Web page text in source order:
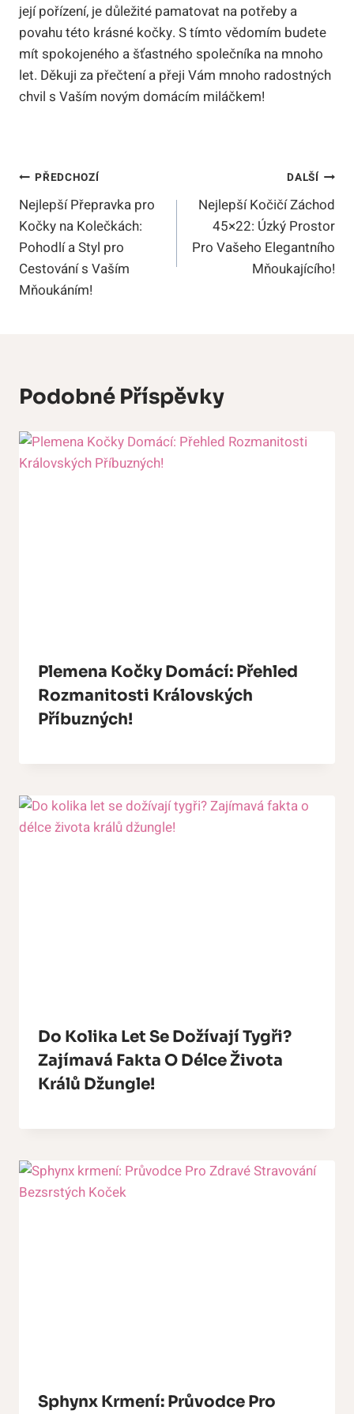
její pořízení, ‌je⁢ důležité pamatovat na potřeby a
⁢povahu‌ této krásné​ kočky.‍ S tímto vědomím budete
mít spokojeného‍ a ‍šťastného společníka‍ na mnoho
let. ⁤Děkuji za ⁢přečtení ‌a přeji⁤ Vám mnoho radostných
chvil s Vaším novým domácím miláčkem!
Navigace
Pro
Příspěvek
PŘEDCHOZÍ
Nejlepší Přepravka pro
Kočky na Kolečkách:
Pohodlí a Styl pro
Cestování s Vaším
Mňoukáním!
DALŠÍ
Nejlepší Kočičí Záchod
45×22: Úzký Prostor
Pro Vašeho Elegantního
Mňoukajícího!
Podobné Příspěvky
Plemena Kočky Domácí: Přehled
Rozmanitosti Královských
Příbuzných!
Do Kolika Let Se Dožívají Tygři?
Zajímavá Fakta O Délce Života
Králů Džungle!
Sphynx Krmení: Průvodce Pro